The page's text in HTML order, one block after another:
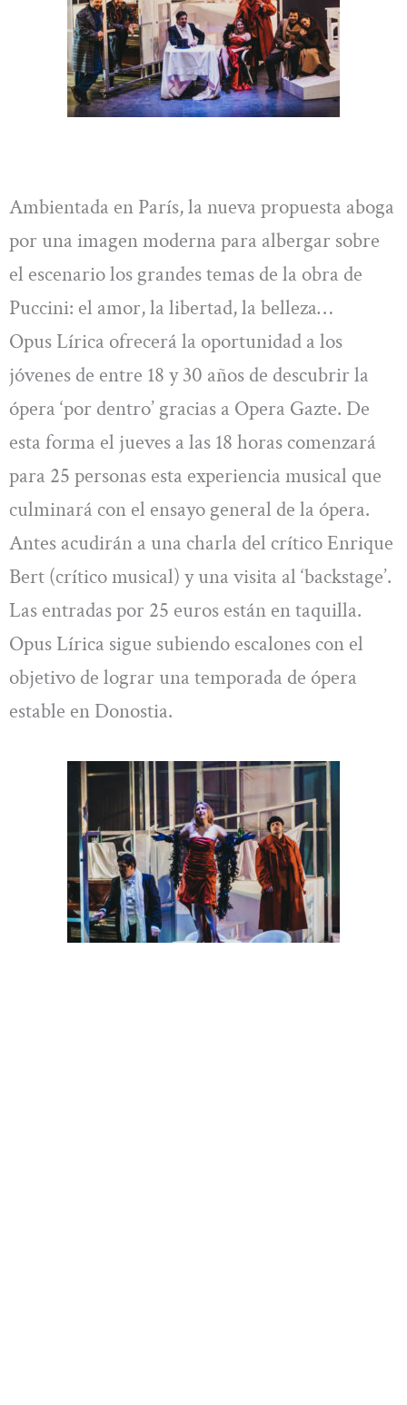
Ambientada en París, la nueva propuesta aboga
por una imagen moderna para albergar sobre
el escenario los grandes temas de la obra de
Puccini: el amor, la libertad, la belleza…
Opus Lírica ofrecerá la oportunidad a los
jóvenes de entre 18 y 30 años de descubrir la
ópera ‘por dentro’ gracias a Opera Gazte. De
esta forma el jueves a las 18 horas comenzará
para 25 personas esta experiencia musical que
culminará con el ensayo general de la ópera.
Antes acudirán a una charla del crítico Enrique
Bert (crítico musical) y una visita al ‘backstage’.
Las entradas por 25 euros están en taquilla.
Opus Lírica sigue subiendo escalones con el
objetivo de lograr una temporada de ópera
estable en Donostia.